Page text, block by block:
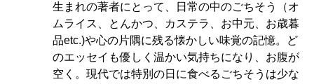
生まれの著者にとって、日常の中のごちそう（オ
ムライス、とんかつ、カステラ、お中元、お歳暮
品etc.)や心の片隅に残る懐かしい味覚の記憶。ど
のエッセイも優しく温かい気持ちになり、お腹が
空く。現代では特別の日に食べるごちそうは少な